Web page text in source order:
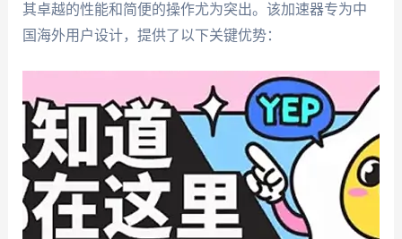
其卓越的性能和简便的操作尤为突出。该加速器专为中
国海外用户设计，提供了以下关键优势：